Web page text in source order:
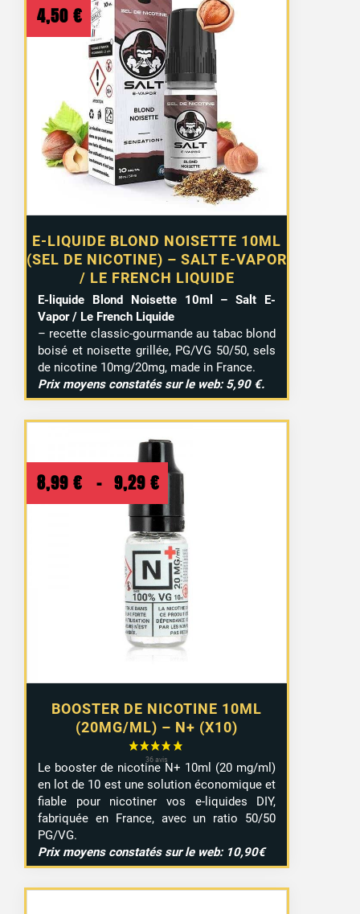
E-LIQUIDE BLOND NOISETTE 10ML
(SEL DE NICOTINE) – SALT E-VAPOR
/ LE FRENCH LIQUIDE
4,50 €
E-liquide Blond Noisette 10ml – Salt E-
Vapor / Le French Liquide
– recette classic-gourmande au tabac blond
boisé et noisette grillée, PG/VG 50/50, sels
de nicotine 10mg/20mg, made in France.
Prix moyens constatés sur le web: 5,90 €.
BOOSTER DE NICOTINE 10ML
(20MG/ML) – N+ (X10)
8,99 € – 9,29 € Plage
de
prix :
8,99 €
à
9,29 €
Le booster de nicotine N+ 10ml (20 mg/ml)
en lot de 10 est une solution économique et
fiable pour nicotiner vos e-liquides DIY,
fabriquée en France, avec un ratio 50/50
PG/VG.
Prix moyens constatés sur le web: 10,90€